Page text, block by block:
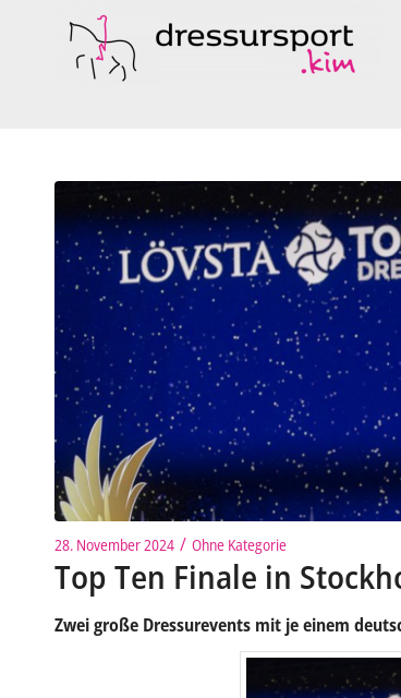
28. November 2024 / Ohne Kategorie
Top Ten Finale in
Zwei große Dressurevents mit je einem